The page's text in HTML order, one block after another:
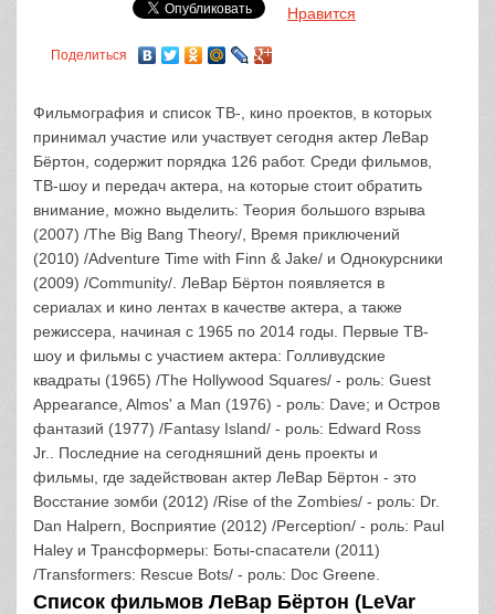
Нравится
Поделиться
Фильмография и список ТВ-, кино проектов, в которых
принимал участие или участвует сегодня актер ЛеВар
Бёртон, содержит порядка 126 работ. Среди фильмов,
ТВ-шоу и передач актера, на которые стоит обратить
внимание, можно выделить: Теория большого взрыва
(2007) /The Big Bang Theory/, Время приключений
(2010) /Adventure Time with Finn & Jake/ и Однокурсники
(2009) /Community/. ЛеВар Бёртон появляется в
сериалах и кино лентах в качестве актера, а также
режиссера, начиная с 1965 по 2014 годы. Первые ТВ-
шоу и фильмы с участием актера: Голливудские
квадраты (1965) /The Hollywood Squares/ - роль: Guest
Appearance, Almos' a Man (1976) - роль: Dave; и Остров
фантазий (1977) /Fantasy Island/ - роль: Edward Ross
Jr.. Последние на сегодняшний день проекты и
фильмы, где задействован актер ЛеВар Бёртон - это
Восстание зомби (2012) /Rise of the Zombies/ - роль: Dr.
Dan Halpern, Восприятие (2012) /Perception/ - роль: Paul
Haley и Трансформеры: Боты-спасатели (2011)
/Transformers: Rescue Bots/ - роль: Doc Greene.
Список фильмов ЛеВар Бёртон (LeVar